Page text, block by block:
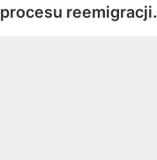
procesu reemigracji.